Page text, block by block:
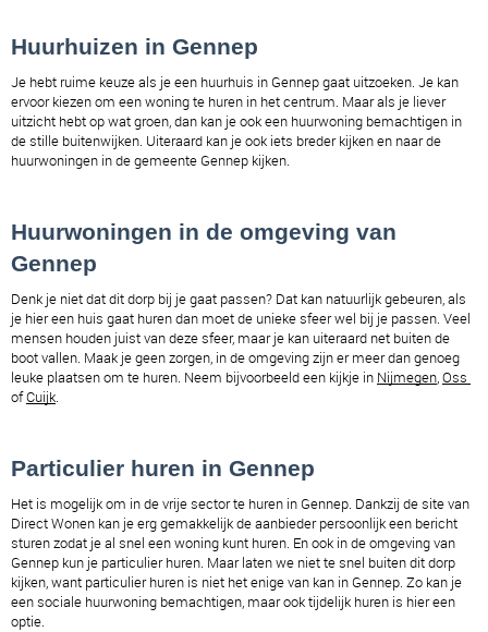
Huurhuizen in Gennep
Je hebt ruime keuze als je een huurhuis in Gennep gaat uitzoeken. Je kan
ervoor kiezen om een woning te huren in het centrum. Maar als je liever
uitzicht hebt op wat groen, dan kan je ook een huurwoning bemachtigen in
de stille buitenwijken. Uiteraard kan je ook iets breder kijken en naar de
huurwoningen in de gemeente Gennep kijken.
Huurwoningen in de omgeving van
Gennep
Denk je niet dat dit dorp bij je gaat passen? Dat kan natuurlijk gebeuren, als
je hier een huis gaat huren dan moet de unieke sfeer wel bij je passen. Veel
mensen houden juist van deze sfeer, maar je kan uiteraard net buiten de
boot vallen. Maak je geen zorgen, in de omgeving zijn er meer dan genoeg
leuke plaatsen om te huren. Neem bijvoorbeeld een kijkje in Nijmegen,
of Cuijk.
Particulier huren in Gennep
Het is mogelijk om in de vrije sector te huren in Gennep. Dankzij de site van
Direct Wonen kan je erg gemakkelijk de aanbieder persoonlijk een bericht
sturen zodat je al snel een woning kunt huren. En ook in de omgeving van
Gennep kun je particulier huren. Maar laten we niet te snel buiten dit dorp
kijken, want particulier huren is niet het enige van kan in Gennep. Zo kan je
een sociale huurwoning bemachtigen, maar ook tijdelijk huren is hier een
optie.